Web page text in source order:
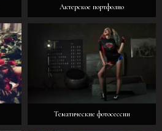
Актерское портфолио
Тематические фотосессии